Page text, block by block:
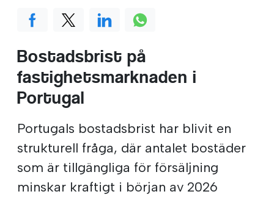
Bostadsbrist på
fastighetsmarknaden i
Portugal
Portugals bostadsbrist har blivit en
strukturell fråga, där antalet bostäder
som är tillgängliga för försäljning
minskar kraftigt i början av 2026